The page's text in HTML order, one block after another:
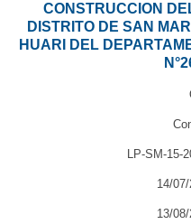
CONSTRUCCION
DISTRITO DE SAN
HUARI DEL
LP-SM-15-
14/
13/